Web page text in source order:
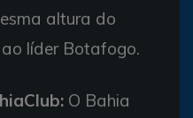
altura do
líder Botafogo.
O Bahia